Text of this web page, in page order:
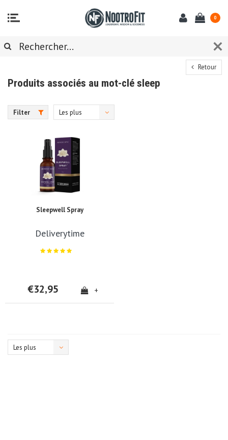
0
Retour
Produits associés au mot-clé sleep
Filter
Les plus
Sleepwell Spray
Deliverytime
€32,95 +
Les plus